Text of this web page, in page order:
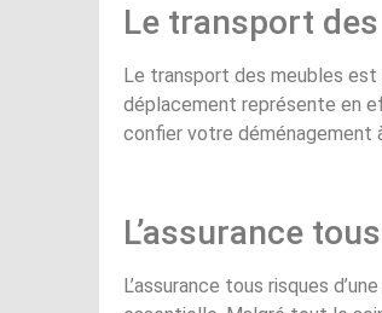
Le transport
Le transport des meubles
déplacement représente en
confier votre déménagement
L’assurance
L’assurance tous risques